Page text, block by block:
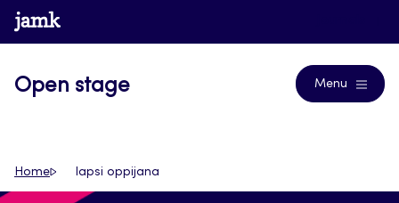
Siirry
suoraan
www.jamk.fi
Open stage Menu
Home lapsi oppijana